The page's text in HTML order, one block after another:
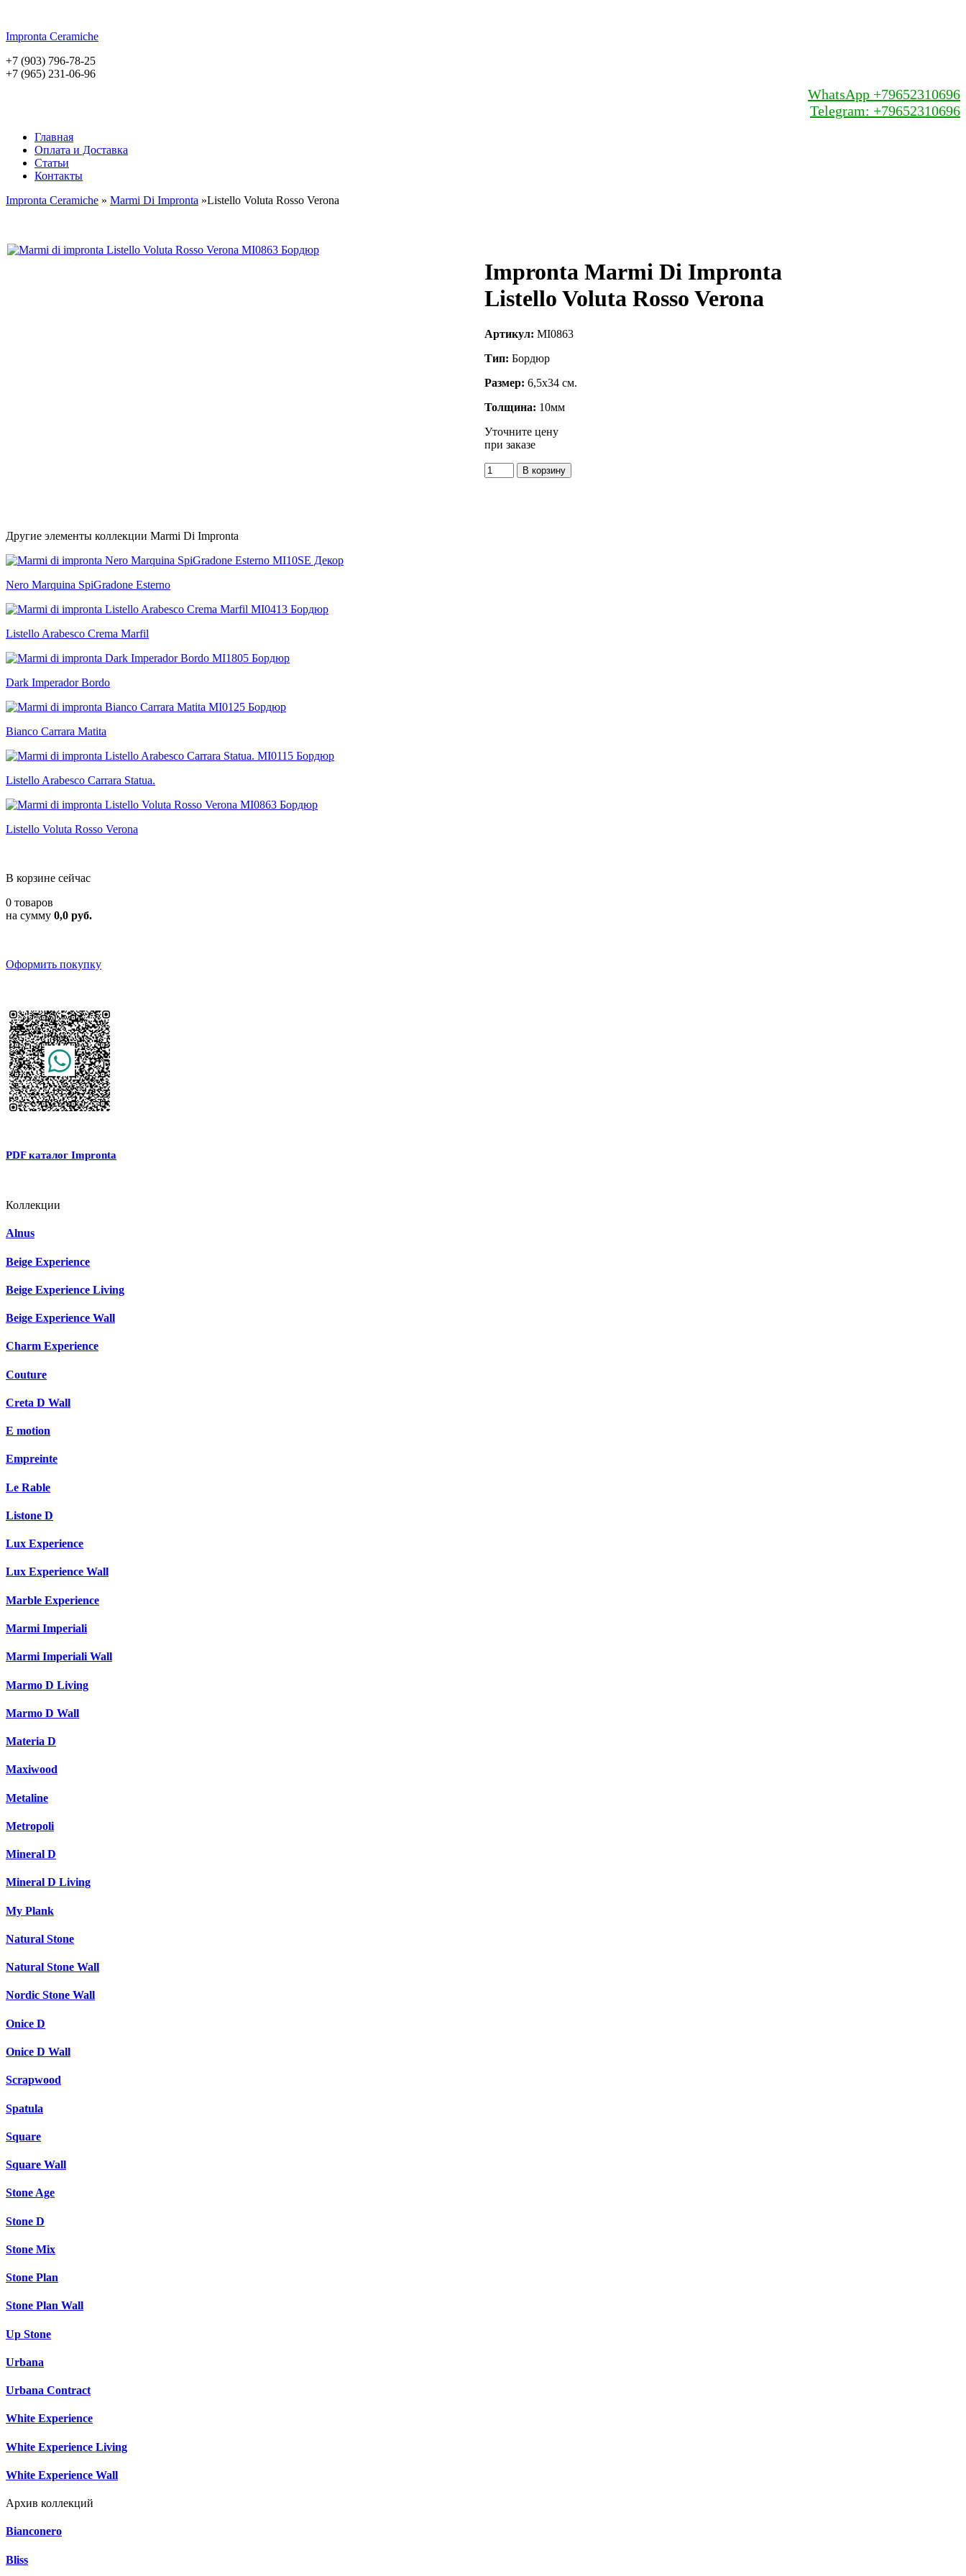
Impronta Ceramiche
+7 (903) 796-78-25
+7 (965) 231-06-96
WhatsApp +79652310696
Telegram: +79652310696
Главная
Оплата и Доставка
Статьи
Контакты
Impronta Ceramiche » Marmi Di Impronta »Listello Voluta Rosso Verona
Impronta Marmi Di Impronta
Listello Voluta Rosso Verona
Артикул: MI0863
Тип: Бордюр
Размер: 6,5x34 см.
Толщина: 10мм
Уточните цену
при заказе
Другие элементы коллекции Marmi Di Impronta
Nero Marquina SpiGradone Esterno
Listello Arabesco Crema Marfil
Dark Imperador Bordo
Bianco Carrara Matita
Listello Arabesco Carrara Statua.
Listello Voluta Rosso Verona
В корзине сейчас
0 товаров
на сумму 0,0 руб.
Оформить покупку
PDF каталог Impronta
Коллекции
Alnus
Beige Experience
Beige Experience Living
Beige Experience Wall
Charm Experience
Couture
Creta D Wall
E motion
Empreinte
Le Rable
Listone D
Lux Experience
Lux Experience Wall
Marble Experience
Marmi Imperiali
Marmi Imperiali Wall
Marmo D Living
Marmo D Wall
Materia D
Maxiwood
Metaline
Metropoli
Mineral D
Mineral D Living
My Plank
Natural Stone
Natural Stone Wall
Nordic Stone Wall
Onice D
Onice D Wall
Scrapwood
Spatula
Square
Square Wall
Stone Age
Stone D
Stone Mix
Stone Plan
Stone Plan Wall
Up Stone
Urbana
Urbana Contract
White Experience
White Experience Living
White Experience Wall
Архив коллекций
Bianconero
Bliss